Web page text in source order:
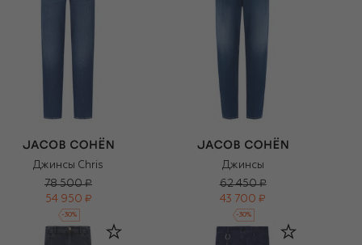
Джинсы Chris
78 500 ₽
54 950 ₽
-30%
Джинсы
62 450 ₽
43 700 ₽
-30%